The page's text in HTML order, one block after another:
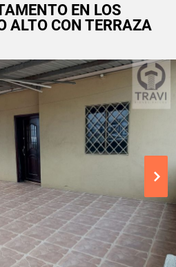
EN LOS
ALTO CON TERRAZA